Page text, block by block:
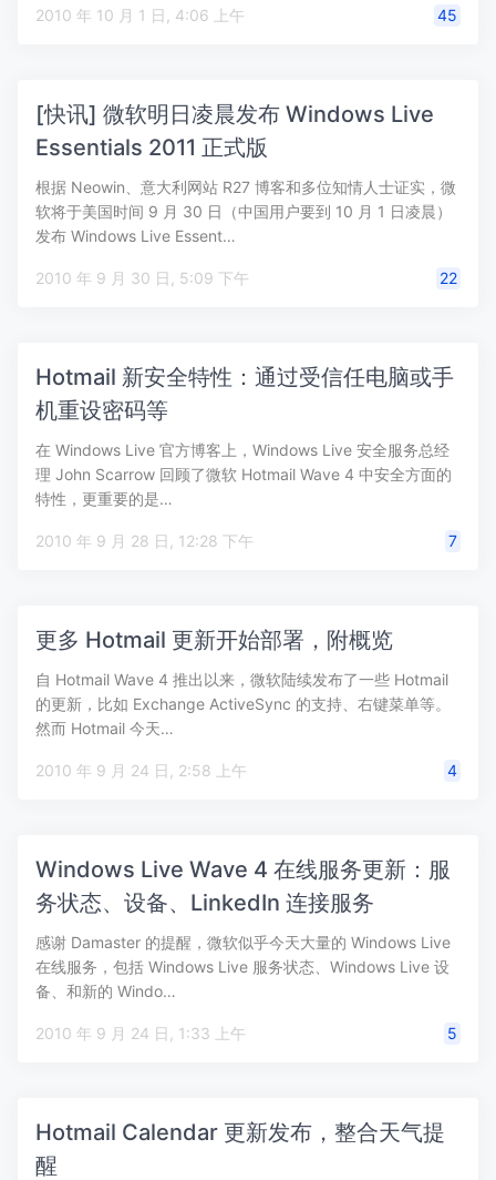
2010 年 10 月 1 日, 4:06 上午 45
[快讯] 微软明日凌晨发布 Windows Live
Essentials 2011 正式版
根据 Neowin、意大利网站 R27 博客和多位知情人士证实，微
软将于美国时间 9 月 30 日（中国用户要到 10 月 1 日凌晨）
发布 Windows Live Essent…
2010 年 9 月 30 日, 5:09 下午 22
Hotmail 新安全特性：通过受信任电脑或手
机重设密码等
在 Windows Live 官方博客上，Windows Live 安全服务总经
理 John Scarrow 回顾了微软 Hotmail Wave 4 中安全方面的
特性，更重要的是…
2010 年 9 月 28 日, 12:28 下午 7
更多 Hotmail 更新开始部署，附概览
自 Hotmail Wave 4 推出以来，微软陆续发布了一些 Hotmail
的更新，比如 Exchange ActiveSync 的支持、右键菜单等。
然而 Hotmail 今天…
2010 年 9 月 24 日, 2:58 上午 4
Windows Live Wave 4 在线服务更新：服
务状态、设备、LinkedIn 连接服务
感谢 Damaster 的提醒，微软似乎今天大量的 Windows Live
在线服务，包括 Windows Live 服务状态、Windows Live 设
备、和新的 Windo…
2010 年 9 月 24 日, 1:33 上午 5
Hotmail Calendar 更新发布，整合天气提
醒